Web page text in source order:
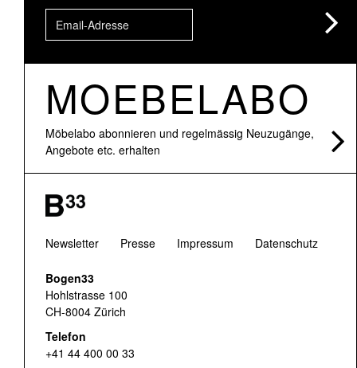
MOEBELABO
Möbelabo abonnieren und regelmässig Neuzugänge,
Angebote etc. erhalten
Newsletter Presse Impressum Datenschutz
Bogen33
Hohlstrasse 100
CH-8004 Zürich
Telefon
+41 44 400 00 33